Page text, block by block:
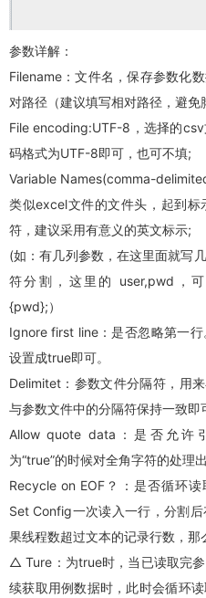
参数详解：
Filename：文件名，保存参数化
对路径（建议填写相对路径，避
File encoding:UTF-8，选择的
码格式为UTF-8即可，也可不填;
Variable Names(comma-
类似excel文件的文件头，起到
符，建议采用有意义的英文标示;
(如：有几列参数，在这里面就写
符分割，这里的 user,pwd，
{pwd};）
Ignore first line：是否忽略第一
设置成true即可。
Delimitet：参数文件分隔符，用
与参数文件中的分隔符保持一致即
Allow quote data：是否允
为“true”的时候对全角字符的处理
Recycle on EOF？：是否循环
Set Config一次读入一行，分割
果线程数超过文本的记录行数，那
△ Ture：为true时，当已读取完
续获取用例数据时，此时会循环